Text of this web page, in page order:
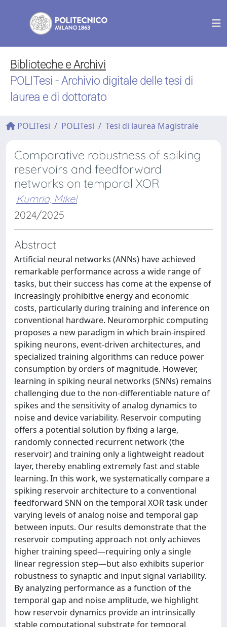
Biblioteche e Archivi
POLITesi - Archivio digitale delle tesi di
laurea e di dottorato
POLITesi POLITesi Tesi di laurea Magistrale
Comparative robustness of spiking
reservoirs and feedforward
networks on temporal XOR
Kumria, Mikel
2024/2025
Abstract
Artificial neural networks (ANNs) have achieved
remarkable performance across a wide range of
tasks, but their success has come at the expense of
increasingly prohibitive energy and economic
costs, particularly during training and inference on
conventional hardware. Neuromorphic computing
proposes a new paradigm in which brain-inspired
spiking neurons, event-driven architectures, and
specialized training algorithms can reduce power
consumption by orders of magnitude. However,
learning in spiking neural networks (SNNs) remains
challenging due to the non-differentiable nature of
spikes and the sensitivity of analog dynamics to
noise and device variability. Reservoir computing
offers a potential solution by fixing a large,
randomly connected recurrent network (the
reservoir) and training only a lightweight readout
layer, thereby enabling extremely fast and stable
learning. In this work, we systematically compare a
spiking reservoir architecture to a conventional
feedforward SNN on the temporal XOR task under
varying levels of analog noise and temporal gap
between inputs. Our results demonstrate that the
reservoir computing approach not only achieves
higher training speed—requiring only a single
linear regression step—but also exhibits superior
robustness to synaptic and input signal variability.
By analyzing performance as a function of the
temporal gap and noise amplitude, we highlight
how reservoir dynamics provide an intrinsically
stable computational substrate for temporal